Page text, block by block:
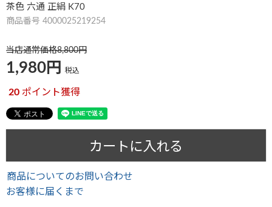
茶色 六通 正絹 K70
商品番号 4000025219254
当店通常価格8,800
1,980 税込
20 ポイント獲得
カートに入れる
商品についてのお問い合わせ
お客様に届くまで